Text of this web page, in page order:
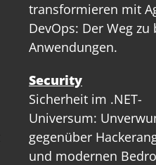
transformieren mit
DevOps: Der Weg zu
Anwendungen.
Security
Sicherheit im .NET-
Universum:
gegenüber
und modernen